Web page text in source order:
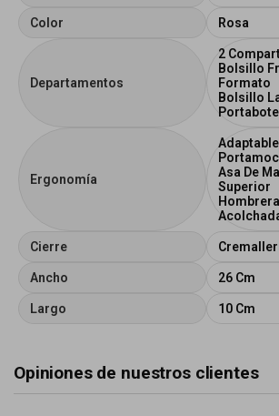
Color Rosa
Departamentos
2
Bolsillo
Formato
Bolsillo
Ergonomía
Asa De
Superior
Cierre
Ancho 26 Cm
Largo 10 Cm
Opiniones de nuestros clientes